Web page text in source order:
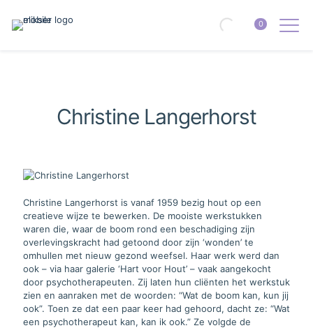
0
Christine Langerhorst
Christine Langerhorst is vanaf 1959 bezig hout op een
creatieve wijze te bewerken. De mooiste werkstukken
waren die, waar de boom rond een beschadiging zijn
overlevingskracht had getoond door zijn ‘wonden’ te
omhullen met nieuw gezond weefsel. Haar werk werd dan
ook – via haar galerie ‘Hart voor Hout’ – vaak aangekocht
door psychotherapeuten. Zij laten hun cliënten het werkstuk
zien en aanraken met de woorden: “Wat de boom kan, kun jij
ook”. Toen ze dat een paar keer had gehoord, dacht ze: “Wat
een psychotherapeut kan, kan ik ook.” Ze volgde de